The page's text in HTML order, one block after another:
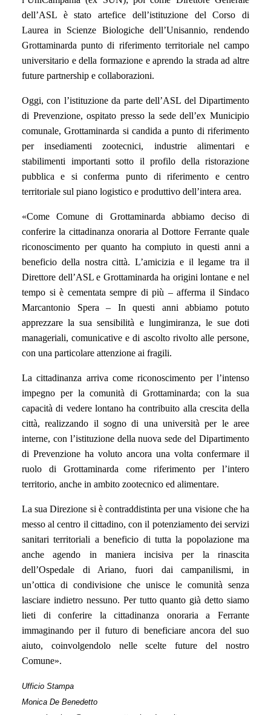
dell’ASL è stato artefice dell’istituzione del Corso di
Laurea in Scienze Biologiche dell’Unisannio, rendendo
Grottaminarda punto di riferimento territoriale nel campo
universitario e della formazione e aprendo la strada ad altre
future partnership e collaborazioni.
Oggi, con l’istituzione da parte dell’ASL del Dipartimento
di Prevenzione, ospitato presso la sede dell’ex Municipio
comunale, Grottaminarda si candida a punto di riferimento
per insediamenti zootecnici, industrie alimentari e
stabilimenti importanti sotto il profilo della ristorazione
pubblica e si conferma punto di riferimento e centro
territoriale sul piano logistico e produttivo dell’intera area.
«Come Comune di Grottaminarda abbiamo deciso di
conferire la cittadinanza onoraria al Dottore Ferrante quale
riconoscimento per quanto ha compiuto in questi anni a
beneficio della nostra città. L’amicizia e il legame tra il
Direttore dell’ASL e Grottaminarda ha origini lontane e nel
tempo si è cementata sempre di più – afferma il Sindaco
Marcantonio Spera – In questi anni abbiamo potuto
apprezzare la sua sensibilità e lungimiranza, le sue doti
manageriali, comunicative e di ascolto rivolto alle persone,
con una particolare attenzione ai fragili.
La cittadinanza arriva come riconoscimento per l’intenso
impegno per la comunità di Grottaminarda; con la sua
capacità di vedere lontano ha contribuito alla crescita della
città, realizzando il sogno di una università per le aree
interne, con l’istituzione della nuova sede del Dipartimento
di Prevenzione ha voluto ancora una volta confermare il
ruolo di Grottaminarda come riferimento per l’intero
territorio, anche in ambito zootecnico ed alimentare.
La sua Direzione si è contraddistinta per una visione che ha
messo al centro il cittadino, con il potenziamento dei servizi
sanitari territoriali a beneficio di tutta la popolazione ma
anche agendo in maniera incisiva per la rinascita
dell’Ospedale di Ariano, fuori dai campanilismi, in
un’ottica di condivisione che unisce le comunità senza
lasciare indietro nessuno. Per tutto quanto già detto siamo
lieti di conferire la cittadinanza onoraria a Ferrante
immaginando per il futuro di beneficiare ancora del suo
aiuto, coinvolgendolo nelle scelte future del nostro
Comune».
Ufficio Stampa
Monica De Benedetto